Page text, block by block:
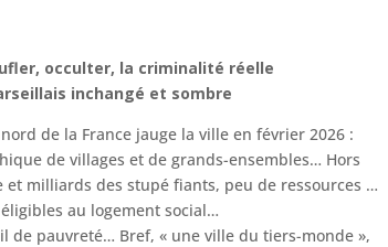
occulter, la criminalité réelle
inchangé et sombre
de la France jauge la ville en février 2026 :
de villages et de grands-ensembles… Hors
et milliards des stupé fiants, peu de ressources …
au logement social…
de pauvreté… Bref, « une ville du tiers-monde »,